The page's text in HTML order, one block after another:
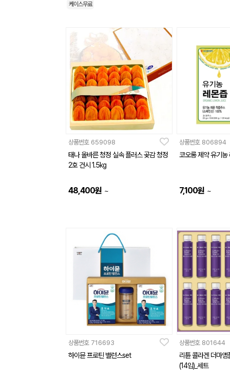
케이스무료
상품번호 659098
태나 올바른 청정 실속 플러스 곶감 청정
2호 건시 1.5kg
48,400원 ~
상품번호 806894
코오롱 제약 유기농
7,100원 ~
상품번호 716693
하이뮨 프로틴 밸런스set
상품번호 801644
리튠 콜라겐 더마앰
(14입)_세트